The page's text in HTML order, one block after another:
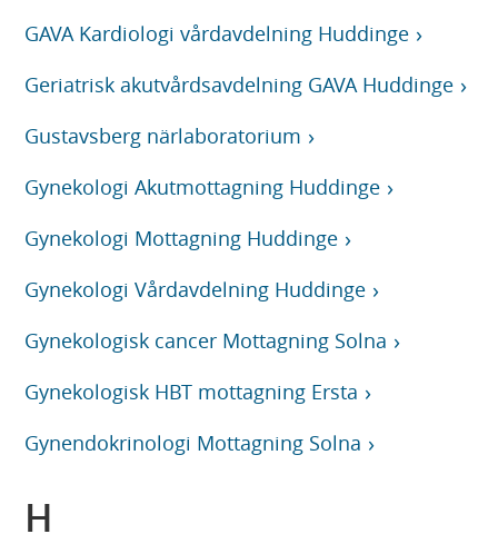
GAVA Kardiologi vårdavdelning Huddinge
Geriatrisk akutvårdsavdelning GAVA Huddinge
Gustavsberg närlaboratorium
Gynekologi Akutmottagning Huddinge
Gynekologi Mottagning Huddinge
Gynekologi Vårdavdelning Huddinge
Gynekologisk cancer Mottagning Solna
Gynekologisk HBT mottagning Ersta
Gynendokrinologi Mottagning Solna
H